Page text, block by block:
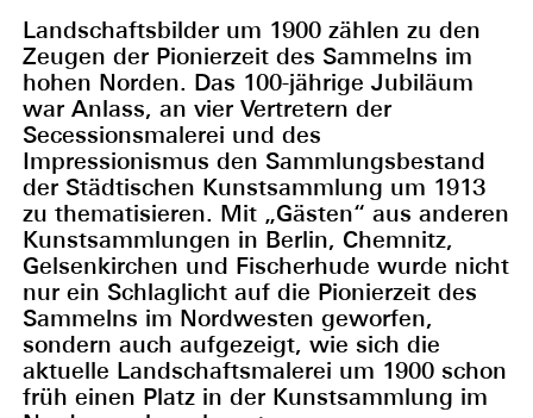
Landschaftsbilder um 1900 zählen zu den
Zeugen der Pionierzeit des Sammelns im
hohen Norden. Das 100-jährige Jubiläum
war Anlass, an vier Vertretern der
Secessionsmalerei und des
Impressionismus den Sammlungsbestand
der Städtischen Kunstsammlung um 1913
zu thematisieren. Mit „Gästen“ aus anderen
Kunstsammlungen in Berlin, Chemnitz,
Gelsenkirchen und Fischerhude wurde nicht
nur ein Schlaglicht auf die Pionierzeit des
Sammelns im Nordwesten geworfen,
sondern auch aufgezeigt, wie sich die
aktuelle Landschaftsmalerei um 1900 schon
früh einen Platz in der Kunstsammlung im